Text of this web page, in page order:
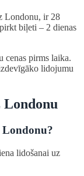
Londonu, ir 28
biļeti – 2 dienas
cenas pirms laika.
lidojumu
Londonu
lidošanai uz